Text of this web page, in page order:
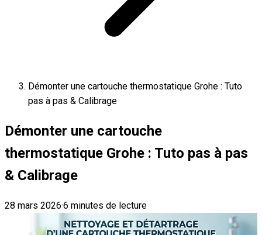
Démonter une cartouche thermostatique Grohe : Tuto
pas à pas & Calibrage
Démonter une cartouche
thermostatique Grohe : Tuto pas à pas
& Calibrage
28 mars 2026·6 minutes de lecture